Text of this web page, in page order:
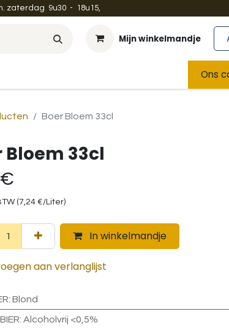
zaterdag 9u30 - 18u15,
Mijn winkelmandje
Ons
Boer Bloem 33cl
Bloem 33cl
€
(7,24 €/Liter)
In winkelmandje
aan verlanglijst
: Blond
: Alcoholvrij <0,5%